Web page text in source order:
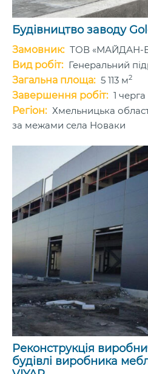
Будівництво заводу
Замовник: ТОВ «МАЙДАН-
Вид робіт: Генеральний
Загальна площа: 5 113 м2
Завершення робіт: 1
Регіон: Хмельницька
за межами села Новаки
Реконструкція
будівлі виробника